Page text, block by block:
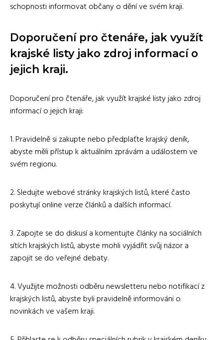
schopnosti informovat občany o dění ve svém kraji.
Doporučení pro čtenáře, jak využít
krajské listy jako zdroj informací o
jejich kraji.
Doporučení pro čtenáře, jak využít krajské listy jako zdroj
informací o jejich kraji:
1. Pravidelně si zakupte nebo předplaťte krajský deník,
abyste měli přístup k aktuálním zprávám a událostem ve
svém regionu.
2. Sledujte webové stránky krajských listů, které často
poskytují online verze článků a dalších informací.
3. Zapojte se do diskusí a komentujte články na sociálních
sítích krajských listů, abyste mohli vyjádřit svůj názor a
zapojit se do veřejné debaty.
4. Využijte možnosti odběru newsletteru nebo notifikací z
krajských listů, abyste byli pravidelně informováni o
novinkách ve vašem kraji.